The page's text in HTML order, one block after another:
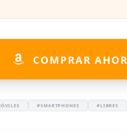
COMPRAR
#SMARTPHONES #LIBRES